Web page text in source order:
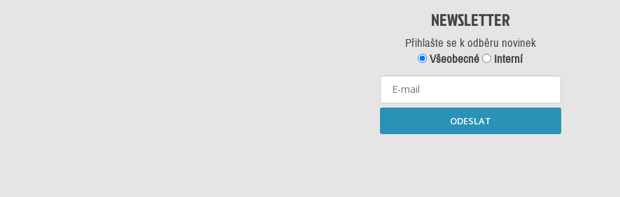
NEWSLETTER
Přihlašte se k odběru novinek
Všeobecné
Interní
ODESLAT